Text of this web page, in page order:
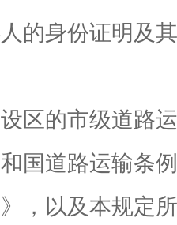
身份证明及其
的市级道路运
国道路运输条
，以及本规定